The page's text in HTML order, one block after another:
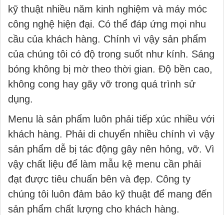
kỹ thuật nhiều năm kinh nghiệm và máy móc
công nghệ hiện đại. Có thể đáp ứng mọi nhu
cầu của khách hàng. Chính vì vậy sản phẩm
của chúng tôi có độ trong suốt như kính. Sáng
bóng không bị mờ theo thời gian. Độ bền cao,
không cong hay gãy vỡ trong quá trình sử
dụng.
Menu là sản phẩm luôn phải tiếp xúc nhiều với
khách hàng. Phải di chuyển nhiều chính vì vậy
sản phẩm dễ bị tác động gây nên hỏng, vỡ. Vì
vậy chất liệu để làm mẫu kệ menu cần phải
đạt được tiêu chuẩn bên và đẹp. Công ty
chúng tôi luôn đảm bảo kỹ thuật để mang đến
sản phẩm chất lượng cho khách hàng.